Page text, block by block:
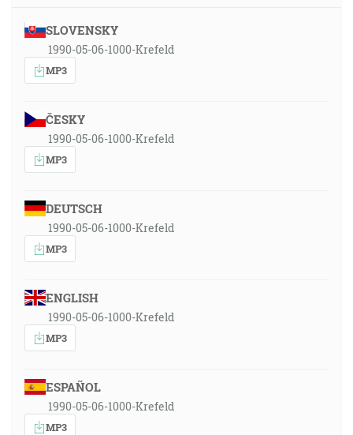
SLOVENSKY
1990-05-06-1000-Krefeld
MP3
ČESKY
1990-05-06-1000-Krefeld
MP3
DEUTSCH
1990-05-06-1000-Krefeld
MP3
ENGLISH
1990-05-06-1000-Krefeld
MP3
ESPAÑOL
1990-05-06-1000-Krefeld
MP3